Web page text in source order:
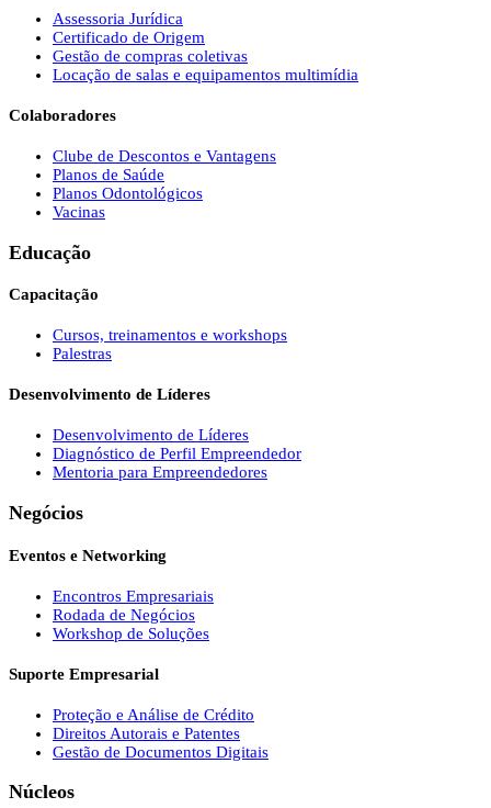
Assessoria Jurídica
Certificado de Origem
Gestão de compras coletivas
Locação de salas e equipamentos multimídia
Colaboradores
Clube de Descontos e Vantagens
Planos de Saúde
Planos Odontológicos
Vacinas
Educação
Capacitação
Cursos, treinamentos e workshops
Palestras
Desenvolvimento de Líderes
Desenvolvimento de Líderes
Diagnóstico de Perfil Empreendedor
Mentoria para Empreendedores
Negócios
Eventos e Networking
Encontros Empresariais
Rodada de Negócios
Workshop de Soluções
Suporte Empresarial
Proteção e Análise de Crédito
Direitos Autorais e Patentes
Gestão de Documentos Digitais
Núcleos